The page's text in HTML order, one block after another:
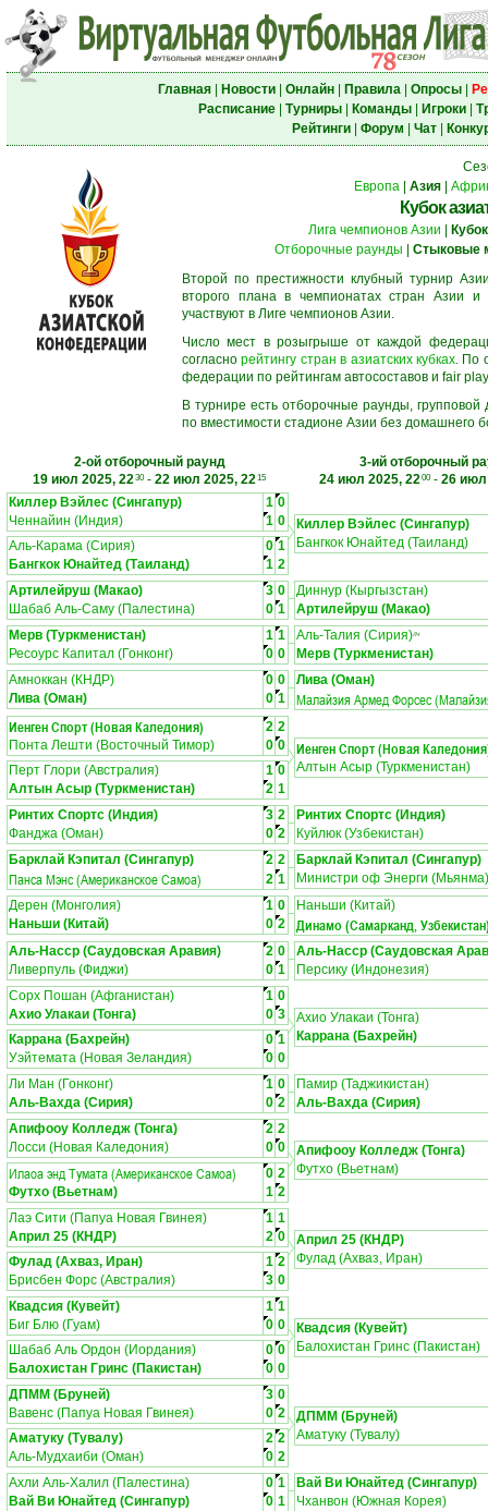
Главная| Новости| Онлайн| Правила| Опросы|
Расписание| Турниры| Команды| Игроки|
Рейтинги| Форум Чат|
Европа
Азия
Кубок
Лига чемпионов Азии
Отборочные раунды
Стыковые
Второй по престижности клубный турнир
второго плана в чемпионатах стран Азии
участвуют в Лиге чемпионов Азии.
Число мест в розыгрыше от каждой
согласнорейтингу стран в азиатских кубках. По
федерации по рейтингам автосоставов и fair
В турнире есть отборочные раунды,
по вместимости стадионе Азии без домашнего
2-ой отборочный раунд
19 июл 2025, 2230- 22 июл 2025, 2215
3-ий отборочный
24 июл 2025, 2200- 26 июл
Киллер Вэйлес (Сингапур)
1 0
Ченнайин (Индия)
1 0
Аль-Карама (Сирия)
0 1
Бангкок Юнайтед (Таиланд)
1 2
Киллер Вэйлес (Сингапур)
Бангкок Юнайтед (Таиланд)
Артилейруш (Макао) 3 0
Шабаб Аль-Саму (Палестина)
0 1
Диннур (Кыргызстан)
Артилейруш (Макао)
Мерв (Туркменистан)
1 1
Ресоурс Капитал (Гонконг)
0 0
Аль-Талия (Сирия)ЛЧ
Мерв (Туркменистан)
Амноккан (КНДР)
0 0
Лива (Оман)
0 1
Лива (Оман)
Малайзия Армед Форсес
Иенген Спорт (Новая Каледония)
2 2
Понта Лешти (Восточный Тимор)
0 0
Перт Глори (Австралия)
1 0
Алтын Асыр (Туркменистан)
2 1
Иенген Спорт (Новая
Алтын Асыр (Туркменистан)
Ринтих Спортс (Индия) 3 2
Фанджа (Оман)
0 2
Ринтих Спортс (Индия)
Куйлюк (Узбекистан)
Барклай Кэпитал (Сингапур)
2 2
Панса Мэнс (Американское Самоа) 2 1
Барклай Кэпитал (Сингапур)
Министри оф Энерги (Мьянма)
Дерен (Монголия)
1 0
Наньши (Китай)
0 2
Наньши (Китай)
Динамо (Самарканд,
Аль-Насср (Саудовская Аравия) 2 0
Ливерпуль (Фиджи)
0 1
Аль-Насср (Саудовская
Персику (Индонезия)
Сорх Пошан (Афганистан)
1 0
Ахио Улакаи (Тонга)
0 3
Каррана (Бахрейн)
0 1
Уэйтемата (Новая Зеландия)
0 0
Ахио Улакаи (Тонга)
Каррана (Бахрейн)
Ли Ман (Гонконг) 1 0
Аль-Вахда (Сирия)
0 2
Памир (Таджикистан)
Аль-Вахда (Сирия)
Апифооу Колледж (Тонга)
2 2
Лосси (Новая Каледония)
0 0
Илаоа энд Тумата (Американское Самоа) 0 2
Футхо (Вьетнам)
1 2
Апифооу Колледж (Тонга)
Футхо (Вьетнам)
Лаэ Сити (Папуа Новая Гвинея) 1 1
Април 25 (КНДР)
2 0
Фулад (Ахваз, Иран)
1 2
Брисбен Форс (Австралия)
3 0
Април 25 (КНДР)
Фулад (Ахваз, Иран)
Квадсия (Кувейт) 1 1
Биг Блю (Гуам)
0 0
Шабаб Аль Ордон (Иордания)
0 0
Балохистан Гринс (Пакистан)
0 0
Квадсия (Кувейт)
Балохистан Гринс (Пакистан)
ДПММ (Бруней) 3 0
Вавенс (Папуа Новая Гвинея)
0 2
Аматуку (Тувалу)
2 2
Аль-Мудхаиби (Оман)
0 2
ДПММ (Бруней)
Аматуку (Тувалу)
Ахли Аль-Халил (Палестина) 0 1
Вай Ви Юнайтед (Сингапур)
0 1
Вай Ви Юнайтед (Сингапур)
Чханвон (Южная Корея)